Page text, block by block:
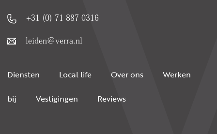
+31 (0) 71 887 0316
leiden@verra.nl
Diensten Local life Over ons Werken
bij Vestigingen Reviews